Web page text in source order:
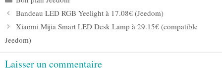
Bandeau LED RGB Yeelight à 17.08€ (Jeedom)
Xiaomi Mijia Smart LED Desk Lamp à 29.15€ (compatible
Jeedom)
Laisser un commentaire